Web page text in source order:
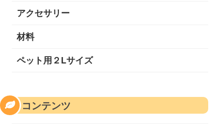
アクセサリー
材料
ペット用２Lサイズ
コンテンツ